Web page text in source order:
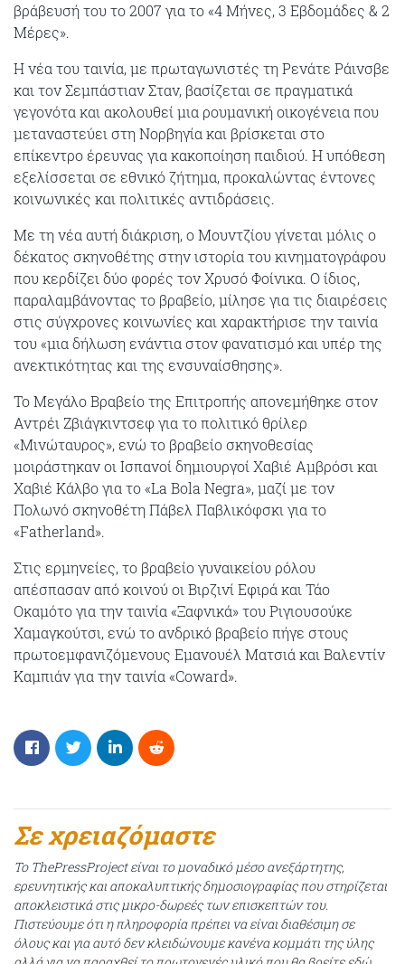
βράβευσή του το 2007 για το «4 Μήνες, 3 Εβδομάδες & 2
Μέρες».
Η νέα του ταινία, με πρωταγωνιστές τηΡενάτε Ράινσβε
και τονΣεμπάστιαν Σταν, βασίζεται σε πραγματικά
γεγονότα και ακολουθεί μια ρουμανική οικογένεια που
μεταναστεύει στη Νορβηγία και βρίσκεται στο
επίκεντρο έρευνας για κακοποίηση παιδιού. Η υπόθεση
εξελίσσεται σε εθνικό ζήτημα, προκαλώντας έντονες
κοινωνικές και πολιτικές αντιδράσεις.
Με τη νέα αυτή διάκριση, ο Μουντζίου γίνεται μόλις ο
δέκατος σκηνοθέτης στην ιστορία του κινηματογράφου
που κερδίζει δύο φορές τον Χρυσό Φοίνικα. Ο ίδιος,
παραλαμβάνοντας το βραβείο, μίλησε για τις διαιρέσεις
στις σύγχρονες κοινωνίες και χαρακτήρισε την ταινία
του «μια δήλωση ενάντια στον φανατισμό και υπέρ της
ανεκτικότητας και της ενσυναίσθησης».
Το Μεγάλο Βραβείο της Επιτροπής απονεμήθηκε στον
Αντρέι Ζβιάγκιντσεφ για το πολιτικό θρίλερ
«Μινώταυρος», ενώ το βραβείο σκηνοθεσίας
μοιράστηκαν οι Ισπανοί δημιουργοίΧαβιέ Αμβρόσικαι
Χαβιέ Κάλβογια το «La Bola Negra», μαζί με τον
Πολωνό σκηνοθέτηΠάβελ Παβλικόφσκιγια το
«Fatherland».
Στις ερμηνείες, το βραβείο γυναικείου ρόλου
απέσπασαν από κοινού οιΒιρζινί ΕφιράκαιΤάο
Οκαμότογια την ταινία «Ξαφνικά» τουΡιγιουσούκε
Χαμαγκούτσι, ενώ το ανδρικό βραβείο πήγε στους
πρωτοεμφανιζόμενους Εμανουέλ ΜατσιάκαιΒαλεντίν
Καμπιάνγια την ταινία «Coward».
Σε χρειαζόμαστε
Το ThePressProject είναι το μοναδικό μέσο ανεξάρτητης,
ερευνητικής και αποκαλυπτικής δημοσιογραφίας που στηρίζεται
αποκλειστικά στις μικρο-δωρεές των επισκεπτών του.
Πιστεύουμε ότι η πληροφορία πρέπει να είναι διαθέσιμη σε
όλους και για αυτό δεν κλειδώνουμε κανένα κομμάτι της ύλης